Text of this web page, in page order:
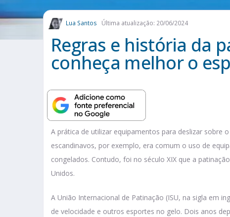
Lua Santos Última atualização: 20/06/2024
Regras e história da
conheça melhor o
A prática de utilizar equipamentos para deslizar sobre
escandinavos, por exemplo, era comum o uso de
congelados. Contudo, foi no século XIX que a
Unidos.
A União Internacional de Patinação (ISU, na sigla em
de velocidade e outros esportes no gelo. Dois anos